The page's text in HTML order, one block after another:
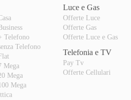
Telefono
Telefono
Mega
Mega
Mega
Luce e Gas
Offerte Luce
Offerte Gas
Offerte Luce e Gas
Telefonia e TV
Pay Tv
Offerte Cellulari